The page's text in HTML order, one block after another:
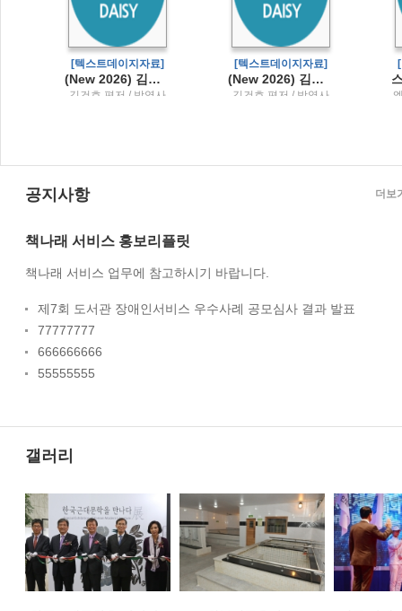
[텍스트데이지자료]
(New 2026) 김건호 헌법최근 10년 단원별 기출문제집3
김건호 편저 / 박영사
[텍스트데이지자료]
(New 2026) 김건호 헌법최근 10년 단원별 기출문제집2
김건호 편저 / 박영사
공지사항
책나래 서비스 홍보리플릿
책나래 서비스 업무에 참고하시기 바랍니다.
제7회 도서관 장애인서비스 우수사례 공모심사 결과 발표
77777777
666666666
55555555
더보
갤러리